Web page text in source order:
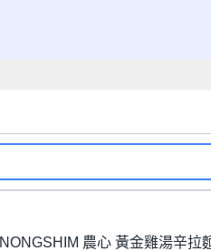
NONGSHIM 農心 黃金雞湯辛拉